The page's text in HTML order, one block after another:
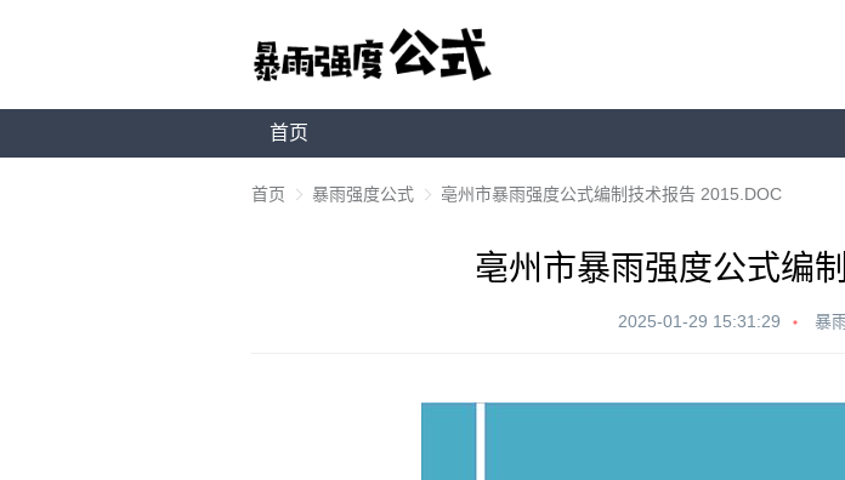
首页
首页 暴雨强度公式 亳州市暴雨强度公式编制技术报告 2015.DOC
亳州市暴雨强度公式编
2025-01-29 15:31:29 暴